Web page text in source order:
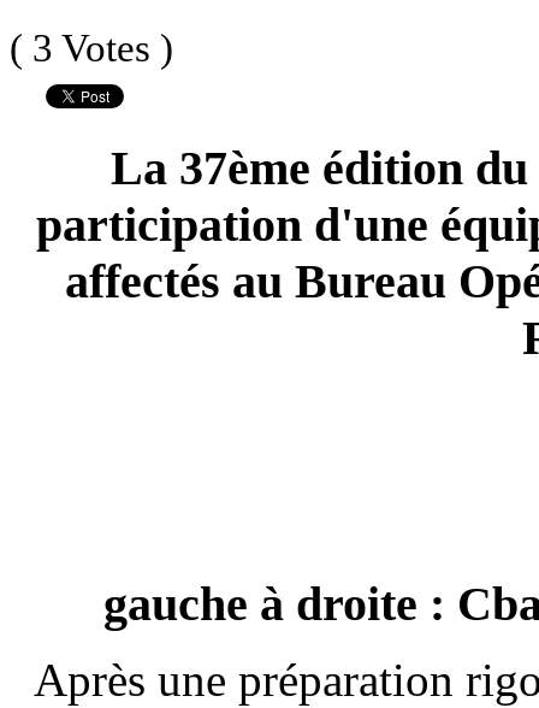
( 3 Votes )
La 37ème édition
participation d'une
affectés au Bureau
gauche à droite :
Après une préparation